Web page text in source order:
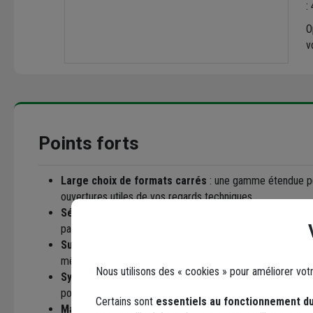
:
Points forts
Large choix de formats carrés : une gamme étendue
ouvertures utiles de vos regards techniques.
Sécurité et confort
passage des usagers et assure une assise stable.
Surface antidérapante
: le design du couvercle garantit
même par temps humide, pour la sécurité des piétons et
Système de verrouillage : verrouillage robuste par vis
pour prévenir le vandalisme et sécuriser les accès aux
Matériau amagnétique: contrairement à la fonte, le
Nous utilisons des « cookies » pour améliorer
Certains sont essentiels au fonctionnement